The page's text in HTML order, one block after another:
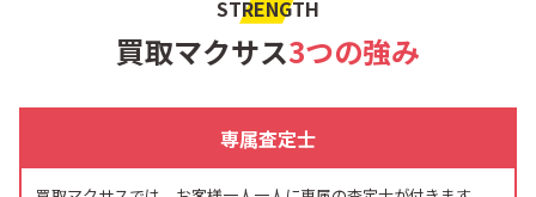
STRENGTH
買取マクサス3つの強み
専属査定士